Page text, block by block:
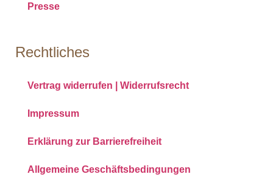
Presse
Rechtliches
Vertrag widerrufen | Widerrufsrecht
Impressum
Erklärung zur Barrierefreiheit
Allgemeine Geschäftsbedingungen